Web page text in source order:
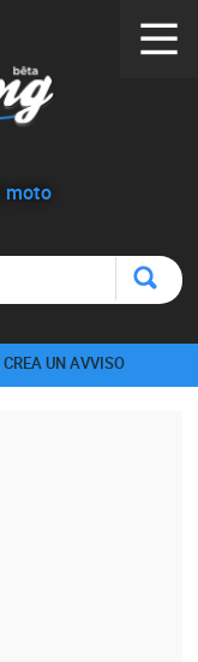
moto
CREA UN AVVISO